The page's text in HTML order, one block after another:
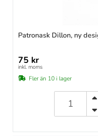
Patronask Dillon, ny
75 kr
inkl. moms
Fler än 10 i lager